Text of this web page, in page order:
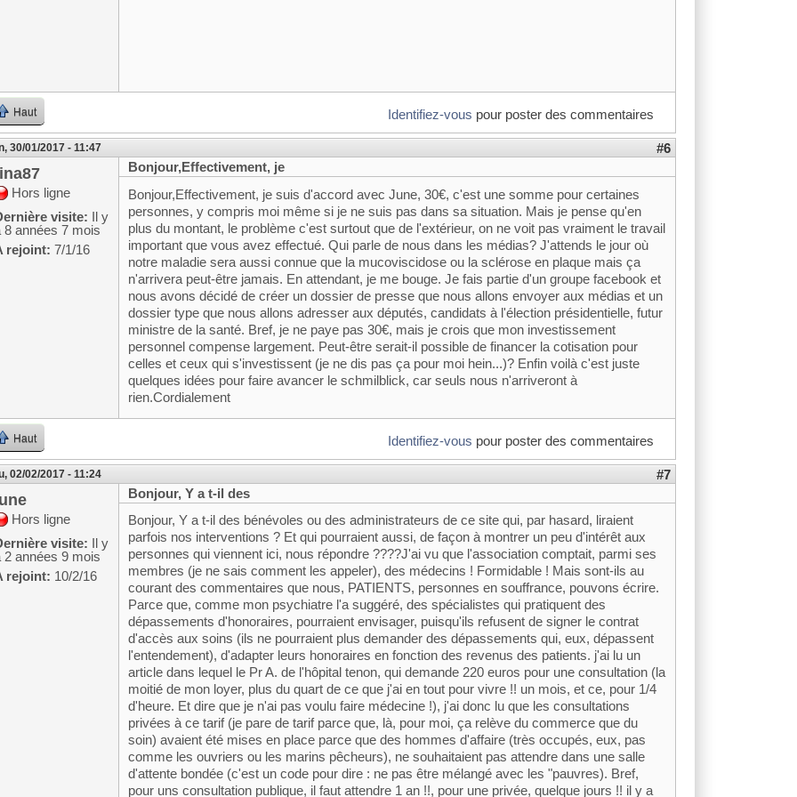
Haut Identifiez-vous pour poster des commentaires
30/01/2017 - 11:47 #6
Hors ligne
visite: Il y
8 années 7 mois
rejoint: 7/1/16
Bonjour,Effectivement, je
Bonjour,Effectivement, je suis d'accord avec June, 30€, c'est une somme pour certaines
personnes, y compris moi même si je ne suis pas dans sa situation. Mais je pense qu'en
plus du montant, le problème c'est surtout que de l'extérieur, on ne voit pas vraiment le travail
important que vous avez effectué. Qui parle de nous dans les médias? J'attends le jour où
notre maladie sera aussi connue que la mucoviscidose ou la sclérose en plaque mais ça
n'arrivera peut-être jamais. En attendant, je me bouge. Je fais partie d'un groupe facebook et
nous avons décidé de créer un dossier de presse que nous allons envoyer aux médias et un
dossier type que nous allons adresser aux députés, candidats à l'élection présidentielle, futur
ministre de la santé. Bref, je ne paye pas 30€, mais je crois que mon investissement
personnel compense largement. Peut-être serait-il possible de financer la cotisation pour
celles et ceux qui s'investissent (je ne dis pas ça pour moi hein...)? Enfin voilà c'est juste
quelques idées pour faire avancer le schmilblick, car seuls nous n'arriveront à
rien.Cordialement
Haut Identifiez-vous pour poster des commentaires
02/02/2017 - 11:24 #7
Hors ligne
visite: Il y
2 années 9 mois
rejoint: 10/2/16
Bonjour, Y a t-il des
Bonjour, Y a t-il des bénévoles ou des administrateurs de ce site qui, par hasard, liraient
parfois nos interventions ? Et qui pourraient aussi, de façon à montrer un peu d'intérêt aux
personnes qui viennent ici, nous répondre ????J'ai vu que l'association comptait, parmi ses
membres (je ne sais comment les appeler), des médecins ! Formidable ! Mais sont-ils au
courant des commentaires que nous, PATIENTS, personnes en souffrance, pouvons écrire.
Parce que, comme mon psychiatre l'a suggéré, des spécialistes qui pratiquent des
dépassements d'honoraires, pourraient envisager, puisqu'ils refusent de signer le contrat
d'accès aux soins (ils ne pourraient plus demander des dépassements qui, eux, dépassent
l'entendement), d'adapter leurs honoraires en fonction des revenus des patients. j'ai lu un
article dans lequel le Pr A. de l'hôpital tenon, qui demande 220 euros pour une consultation (la
moitié de mon loyer, plus du quart de ce que j'ai en tout pour vivre !! un mois, et ce, pour 1/4
d'heure. Et dire que je n'ai pas voulu faire médecine !), j'ai donc lu que les consultations
privées à ce tarif (je pare de tarif parce que, là, pour moi, ça relève du commerce que du
soin) avaient été mises en place parce que des hommes d'affaire (très occupés, eux, pas
comme les ouvriers ou les marins pêcheurs), ne souhaitaient pas attendre dans une salle
d'attente bondée (c'est un code pour dire : ne pas être mélangé avec les "pauvres). Bref,
pour uns consultation publique, il faut attendre 1 an !!, pour une privée, quelque jours !! il y a